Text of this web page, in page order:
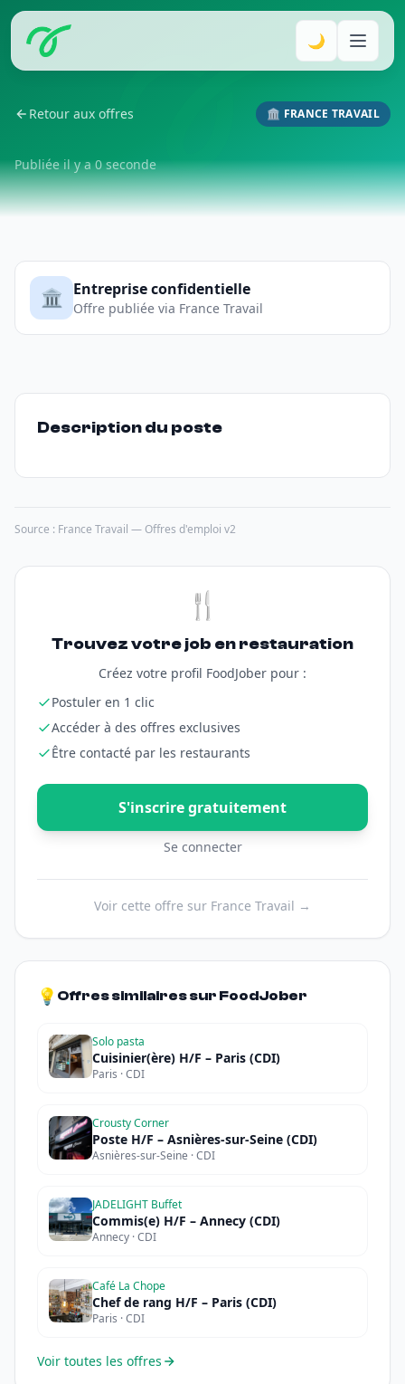
🌙
Retour aux offres 🏛️ FRANCE TRAVAIL
Publiée il y a 0 seconde
🏛️ Entreprise confidentielle
Offre publiée via France Travail
Description du poste
Source : France Travail — Offres d'emploi v2
🍴
Trouvez votre job en restauration
Créez votre profil FoodJober pour :
Postuler en 1 clic
Accéder à des offres exclusives
Être contacté par les restaurants
S'inscrire gratuitement
Se connecter
Voir cette offre sur France Travail →
💡 Offres similaires sur FoodJober
Solo pasta
Cuisinier(ère) H/F – Paris (CDI)
Paris · CDI
Crousty Corner
Poste H/F – Asnières-sur-Seine (CDI)
Asnières-sur-Seine · CDI
JADELIGHT Buffet
Commis(e) H/F – Annecy (CDI)
Annecy · CDI
Café La Chope
Chef de rang H/F – Paris (CDI)
Paris · CDI
Voir toutes les offres